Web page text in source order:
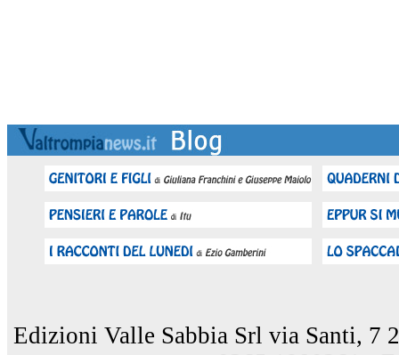
Edizioni Valle Sabbia Srl via Santi, 7